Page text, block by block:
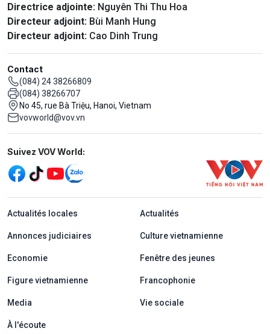
Directrice adjointe: Nguyên Thi Thu Hoa
Directeur adjoint: Bùi Manh Hung
Directeur adjoint: Cao Dinh Trung
Contact
(084) 24 38266809
(084) 38266707
No 45, rue Bà Triệu, Hanoi, Vietnam
vovworld@vov.vn
Mạng xã hội
Suivez VOV World:
menu footer tiếng Pháp
Actualités locales Actualités
Annonces judiciaires Culture vietnamienne
Economie Fenêtre des jeunes
Figure vietnamienne Francophonie
Media Vie sociale
À l'écoute